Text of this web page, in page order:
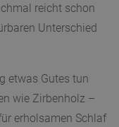
reicht schon
Unterschied
etwas Gutes tun
wie Zirbenholz –
erholsamen Schlaf